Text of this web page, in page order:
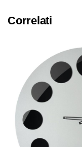
Correlati